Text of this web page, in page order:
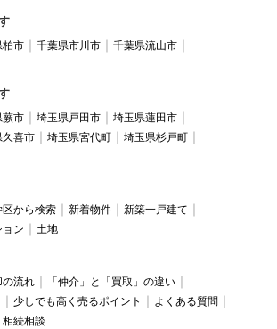
柏市 千葉県市川市
千葉県流山市
蕨市 埼玉県戸田市
埼玉県蓮田市
久喜市 埼玉県宮代町
埼玉県杉戸町
区から検索 新着物件
新築一戸建て
ョン 土地
の流れ
「仲介」と「買取」の違い
少しでも高く売るポイント
よくある質問
相続相談